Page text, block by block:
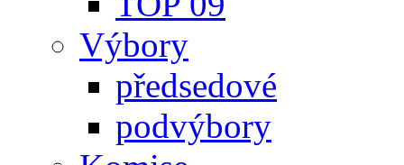
Výbory
předsedové
podvýbory